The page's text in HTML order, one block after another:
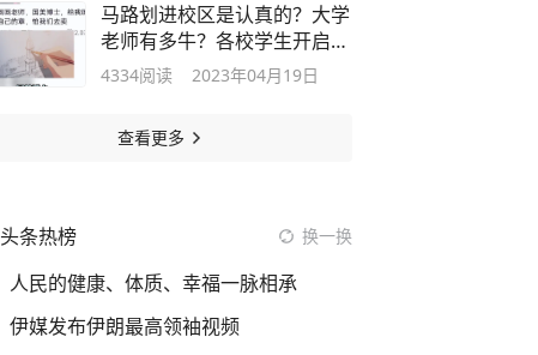
马路划进校区是认真的？大学
老师有多牛？各校学生开启凡
尔赛发言
4334阅读 2023年04月19日
查看更多
头条热榜 换一换
人民的健康、体质、幸福一脉相承
伊媒发布伊朗最高领袖视频